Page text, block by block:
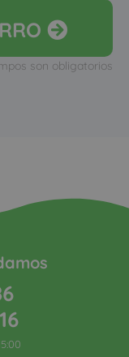
son obligatorios